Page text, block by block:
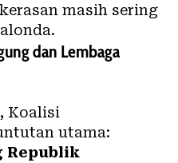
masih sering
dan Lembaga
Koalisi
utama:
Republik